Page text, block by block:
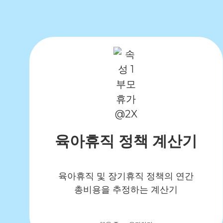
육아휴직 정책 계산기
육아휴직 및 장기휴직 정책의 연간
총비용을 추정하는 계산기